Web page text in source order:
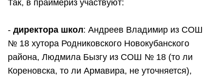
Так, в праймериз участвуют:
- директора школ: Андреев Владимир из СОШ
№ 18 хутора Родниковского Новокубанского
района, Людмила Бызгу из СОШ № 18 (то ли
Кореновска, то ли Армавира, не уточняется),